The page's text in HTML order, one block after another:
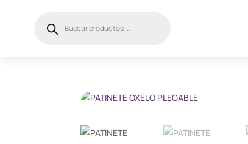
productos